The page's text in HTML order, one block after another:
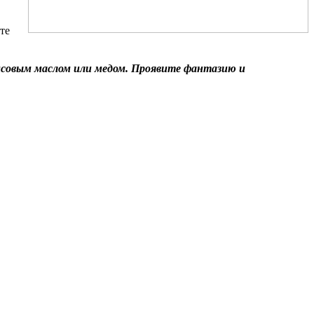
маслом или медом. Проявите фантазию и